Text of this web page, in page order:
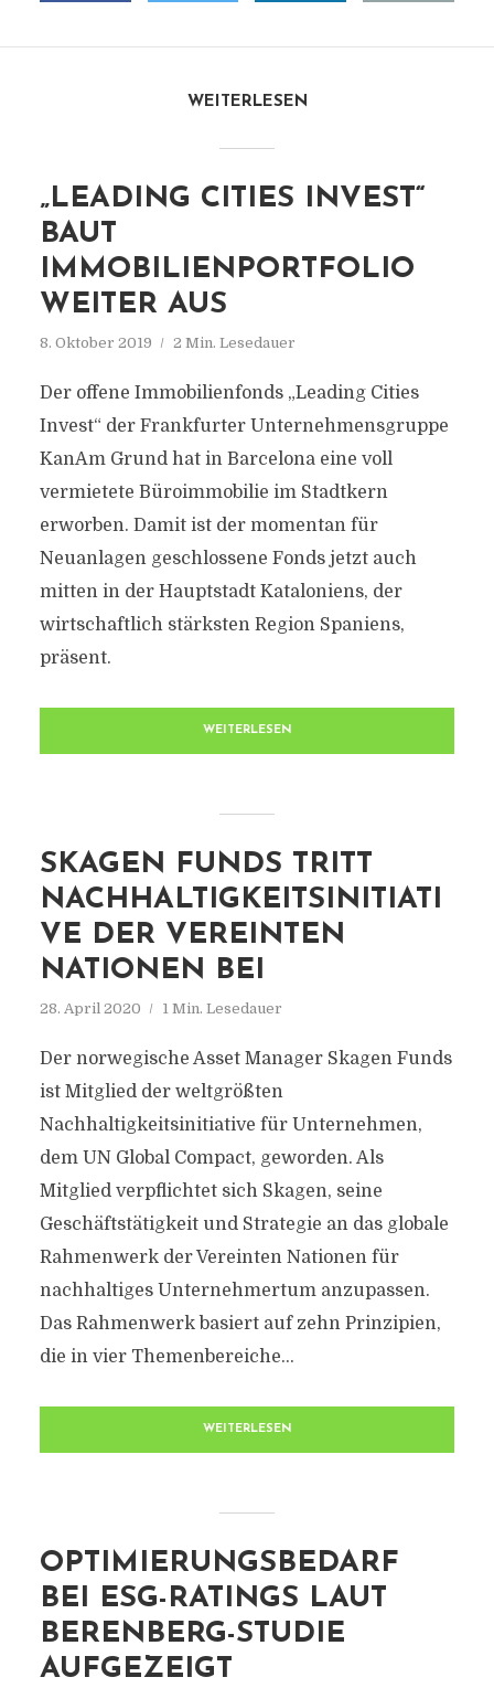
WEITERLESEN
„LEADING CITIES INVEST“
BAUT
IMMOBILIENPORTFOLIO
WEITER AUS
8. Oktober 2019 2 Min. Lesedauer
Der offene Immobilienfonds „Leading Cities
Invest“ der Frankfurter Unternehmensgruppe
KanAm Grund hat in Barcelona eine voll
vermietete Büroimmobilie im Stadtkern
erworben. Damit ist der momentan für
Neuanlagen geschlossene Fonds jetzt auch
mitten in der Hauptstadt Kataloniens, der
wirtschaftlich stärksten Region Spaniens,
präsent.
WEITERLESEN
SKAGEN FUNDS TRITT
NACHHALTIGKEITSINITIATI
VE DER VEREINTEN
NATIONEN BEI
28. April 2020 1 Min. Lesedauer
Der norwegische Asset Manager Skagen Funds
ist Mitglied der weltgrößten
Nachhaltigkeitsinitiative für Unternehmen,
dem UN Global Compact, geworden. Als
Mitglied verpflichtet sich Skagen, seine
Geschäftstätigkeit und Strategie an das globale
Rahmenwerk der Vereinten Nationen für
nachhaltiges Unternehmertum anzupassen.
Das Rahmenwerk basiert auf zehn Prinzipien,
die in vier Themenbereiche...
WEITERLESEN
OPTIMIERUNGSBEDARF
BEI ESG-RATINGS LAUT
BERENBERG-STUDIE
AUFGEZEIGT